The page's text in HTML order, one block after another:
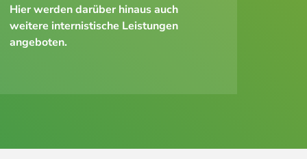
Hier werden darüber hinaus auch
weitere internistische Leistungen
angeboten.